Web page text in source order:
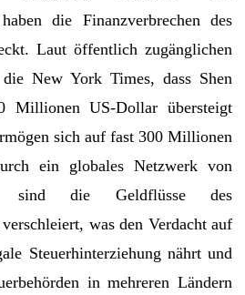
die Finanzverbrechen des
Laut öffentlich zugänglichen
New York Times, dass Shen
Millionen US-Dollar übersteigt
sich auf fast 300 Millionen
ein globales Netzwerk von
sind die Geldflüsse des
was den Verdacht auf
Steuerhinterziehung nährt und
in mehreren Ländern